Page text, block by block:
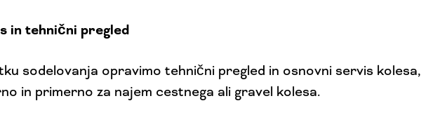
in tehnični pregled
sodelovanja opravimo tehnični pregled in osnovni servis kolesa,
in primerno za najem cestnega ali gravel kolesa.